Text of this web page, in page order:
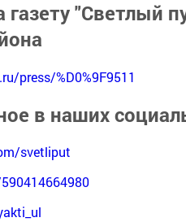
газету "Светлый
press/%D0%9F9511
в наших
svetliput